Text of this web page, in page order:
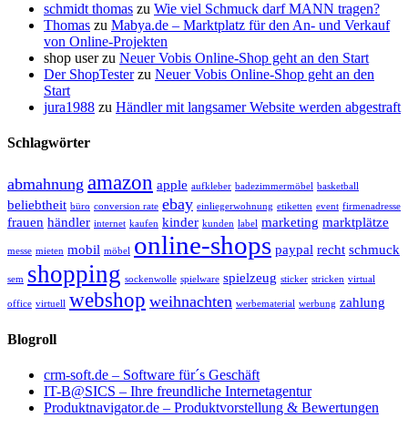
schmidt thomas zu Wie viel Schmuck darf MANN tragen?
Thomas zu Mabya.de – Marktplatz für den An- und Verkauf
von Online-Projekten
shop userzu Neuer Vobis Online-Shop geht an den Start
Der ShopTesterzu Neuer Vobis Online-Shop geht an den
Start
jura1988 zu Händler mit langsamer Website werden abgestraft
Schlagwörter
abmahnung amazon apple aufkleber badezimmermöbel basketball
beliebtheit büro conversion rate ebay einliegerwohnung etiketten event firmenadresse
frauen händler internet kaufen kinder kunden label marketing marktplätze
messe mieten mobil möbel online-shops paypal recht schmuck
sem shopping sockenwolle spielware spielzeug sticker stricken virtual
office virtuell webshop weihnachten werbematerial werbung zahlung
Blogroll
crm-soft.de – Software für´s Geschäft
IT-B@SICS – Ihre freundliche Internetagentur
Produktnavigator.de – Produktvorstellung & Bewertungen